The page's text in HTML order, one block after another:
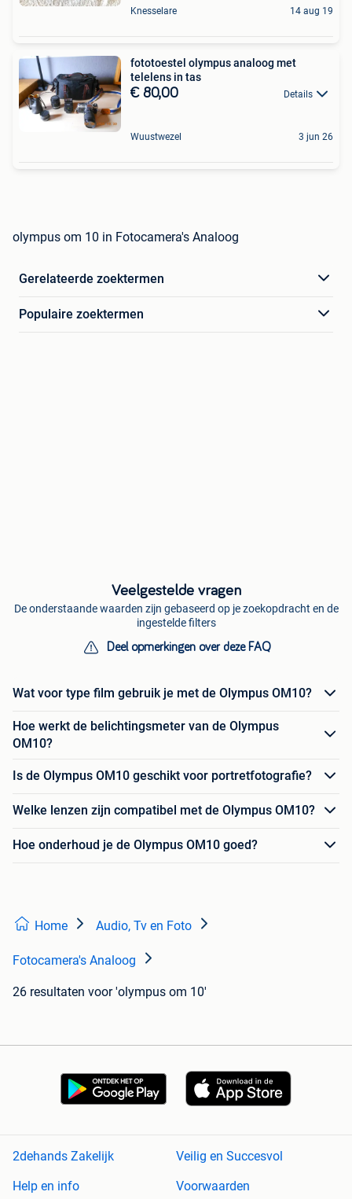
Knesselare 14 aug 19
fototoestel olympus analoog met
telelens in tas
€ 80,00 Details
Wuustwezel 3 jun 26
olympus om 10 in Fotocamera's Analoog
Gerelateerde zoektermen
Populaire zoektermen
Veelgestelde vragen
De onderstaande waarden zijn gebaseerd op je zoekopdracht en de
ingestelde filters
Deel opmerkingen over deze FAQ
Wat voor type film gebruik je met de Olympus OM10?
Hoe werkt de belichtingsmeter van de Olympus
OM10?
Is de Olympus OM10 geschikt voor portretfotografie?
Welke lenzen zijn compatibel met de Olympus OM10?
Hoe onderhoud je de Olympus OM10 goed?
Home Audio, Tv en Foto
Fotocamera's Analoog
26 resultaten voor 'olympus om 10'
2dehands Zakelijk
Veilig en Succesvol
Help en info
Voorwaarden